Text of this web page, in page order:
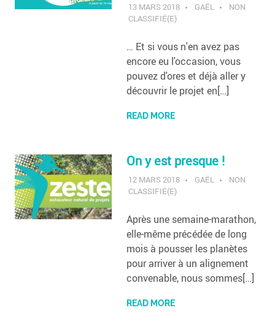
13 MARS 2018 GAËL
NON
CLASSIFIÉ(E)
… Et si vous n'en avez pas
encore eu l'occasion, vous
pouvez d'ores et déjà aller y
découvrir le projet en[…]
READ MORE
On y est presque !
12 MARS 2018 GAËL
NON
CLASSIFIÉ(E)
Après une semaine-marathon,
elle-même précédée de long
mois à pousser les planètes
pour arriver à un alignement
convenable, nous sommes[…]
READ MORE